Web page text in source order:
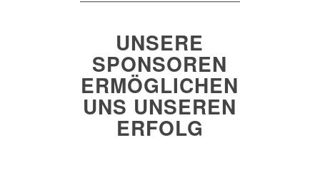
UNSERE
SPONSOREN
ERMÖGLICHEN
UNS UNSEREN
ERFOLG